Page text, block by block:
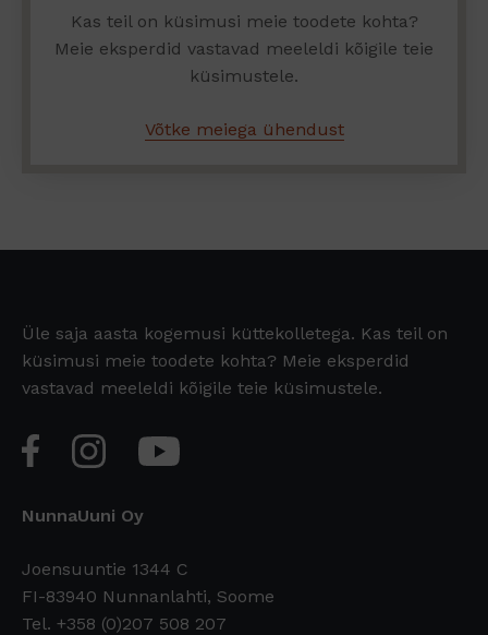
Kas teil on küsimusi meie toodete kohta?
Meie eksperdid vastavad meeleldi kõigile teie
küsimustele.
Võtke meiega ühendust
Üle saja aasta kogemusi küttekolletega. Kas teil on
küsimusi meie toodete kohta? Meie eksperdid
vastavad meeleldi kõigile teie küsimustele.
NunnaUuni Oy
Joensuuntie 1344 C
FI-83940 Nunnanlahti, Soome
Tel. +358 (0)207 508 207